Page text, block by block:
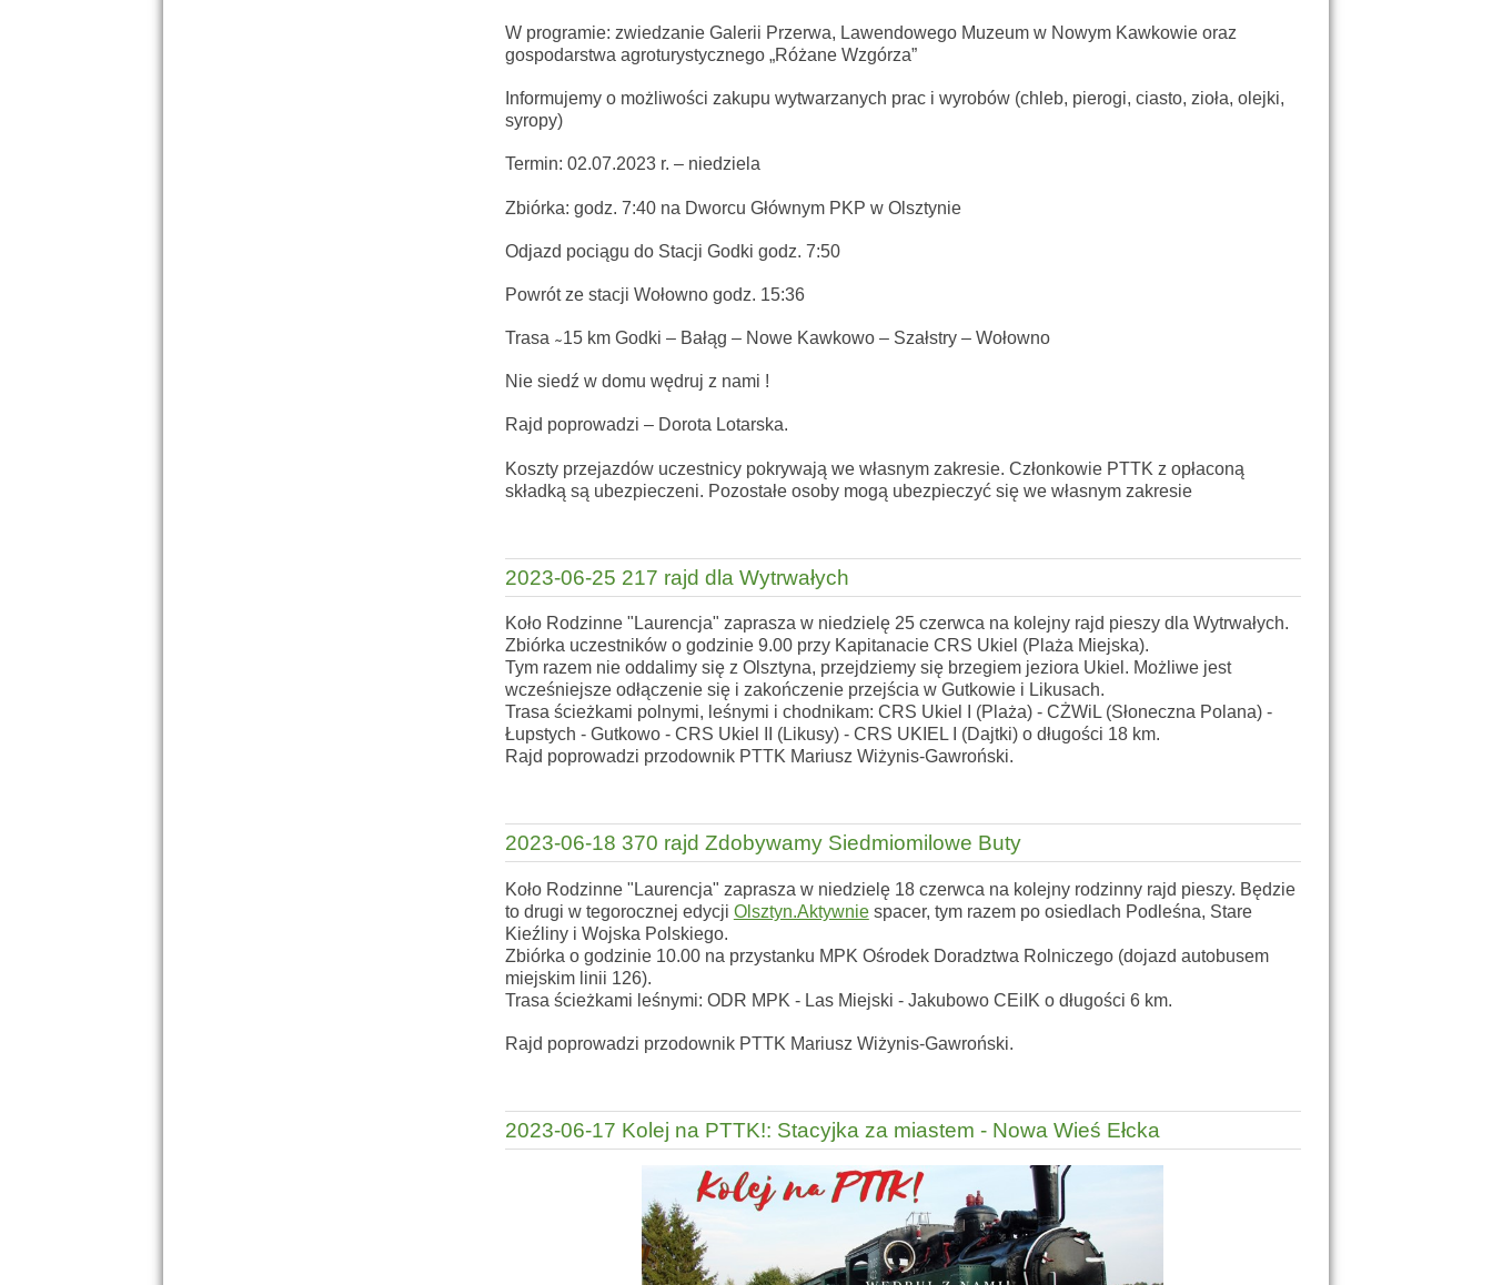
W programie: zwiedzanie Galerii Przerwa, Lawendowego Muzeum w Nowym Kawkowie oraz
gospodarstwa agroturystycznego „Różane Wzgórza”
Informujemy o możliwości zakupu wytwarzanych prac i wyrobów (chleb, pierogi, ciasto, zioła, olejki,
syropy)
Termin: 02.07.2023 r. – niedziela
Zbiórka: godz. 7:40 na Dworcu Głównym PKP w Olsztynie
Odjazd pociągu do Stacji Godki godz. 7:50
Powrót ze stacji Wołowno godz. 15:36
Trasa ̴ 15 km Godki – Bałąg – Nowe Kawkowo – Szałstry – Wołowno
Nie siedź w domu wędruj z nami !
Rajd poprowadzi – Dorota Lotarska.
Koszty przejazdów uczestnicy pokrywają we własnym zakresie. Członkowie PTTK z opłaconą
składką są ubezpieczeni. Pozostałe osoby mogą ubezpieczyć się we własnym zakresie
2023-06-25 217 rajd dla Wytrwałych
Koło Rodzinne "Laurencja" zaprasza w niedzielę 25 czerwca na kolejny rajd pieszy dla Wytrwałych.
Zbiórka uczestników o godzinie 9.00 przy Kapitanacie CRS Ukiel (Plaża Miejska).
Tym razem nie oddalimy się z Olsztyna, przejdziemy się brzegiem jeziora Ukiel. Możliwe jest
wcześniejsze odłączenie się i zakończenie przejścia w Gutkowie i Likusach.
Trasa ścieżkami polnymi, leśnymi i chodnikam: CRS Ukiel I (Plaża) - CŻWiL (Słoneczna Polana) -
Łupstych - Gutkowo - CRS Ukiel II (Likusy) - CRS UKIEL I (Dajtki) o długości 18 km.
Rajd poprowadzi przodownik PTTK Mariusz Wiżynis-Gawroński.
2023-06-18 370 rajd Zdobywamy Siedmiomilowe Buty
Koło Rodzinne "Laurencja" zaprasza w niedzielę 18 czerwca na kolejny rodzinny rajd pieszy. Będzie
to drugi w tegorocznej edycji Olsztyn.Aktywniespacer, tym razem po osiedlach Podleśna, Stare
Kieźliny i Wojska Polskiego.
Zbiórka o godzinie 10.00 na przystanku MPK Ośrodek Doradztwa Rolniczego (dojazd autobusem
miejskim linii 126).
Trasa ścieżkami leśnymi: ODR MPK - Las Miejski - Jakubowo CEiIK o długości 6 km.
Rajd poprowadzi przodownik PTTK Mariusz Wiżynis-Gawroński.
2023-06-17 Kolej na PTTK!: Stacyjka za miastem - Nowa Wieś Ełcka